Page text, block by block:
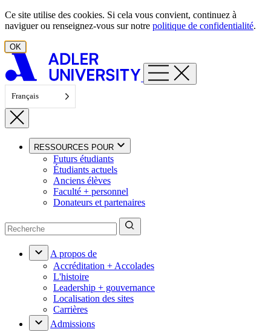
Aller au contenu
Ce site utilise des cookies. Si cela vous convient, continuez à
naviguer ou renseignez-vous sur notre politique de confidentialité.
OK
Français
RESSOURCES POUR
Futurs étudiants
Étudiants actuels
Anciens élèves
Faculté + personnel
Donateurs et partenaires
A propos de
Accréditation + Accolades
L'histoire
Leadership + gouvernance
Localisation des sites
Carrières
Admissions